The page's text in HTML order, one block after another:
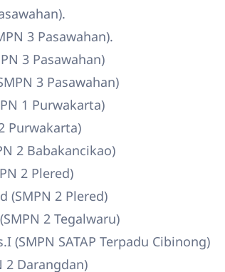
3 Pasawahan).
3 Pasawahan)
3 Pasawahan)
1 Purwakarta)
Purwakarta)
2 Babakancikao)
2 Plered)
(SMPN 2 Plered)
2 Tegalwaru)
(SMPN SATAP Terpadu Cibinong)
2 Darangdan)